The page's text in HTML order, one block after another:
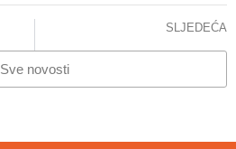
SLJEDEĆA
Sve novosti